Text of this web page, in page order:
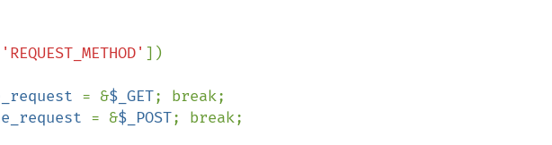
'REQUEST_METHOD' ])
= &$_GET; break;
= &$_POST; break;